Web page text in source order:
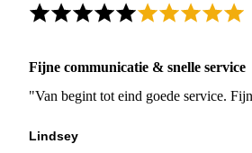
Fijne communicatie & snelle service
"Van begint tot eind goede service.
Lindsey